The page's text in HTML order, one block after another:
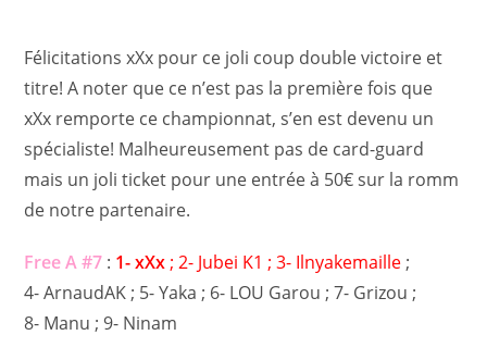
Félicitations xXx pour ce joli coup double victoire et
titre! A noter que ce n’est pas la première fois que
xXx remporte ce championnat, s’en est devenu un
spécialiste! Malheureusement pas de card-guard
mais un joli ticket pour une entrée à 50€ sur la romm
de notre partenaire.
Free A #7 : 1- xXx ; 2- Jubei K1 ; 3- Ilnyakemaille ;
4- ArnaudAK ; 5- Yaka ; 6- LOU Garou ; 7- Grizou ;
8- Manu ; 9- Ninam